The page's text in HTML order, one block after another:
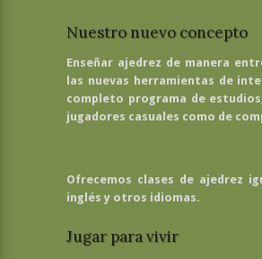
Nuestro nuevo concepto
Enseñar ajedrez de manera
las nuevas herramientas de
completo programa de
jugadores casuales como de
Ofrecemos clases de ajedrez
inglés y otros idiomas.
Jugar para vivir